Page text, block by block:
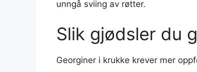
unngå sviing av røtter.
Slik gjødsler du
Georginer i krukke krever mer